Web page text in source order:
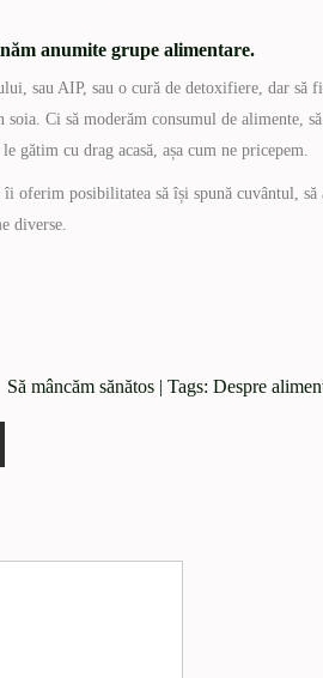
anumite grupe alimentare.
sau AIP, sau o cură de detoxifiere, dar să
soia. Ci să moderăm consumul de alimente,
gătim cu drag acasă, așa cum ne pricepem.
oferim posibilitatea să își spună cuvântul,
diverse.
Să mâncăm sănătos| Tags: Despre